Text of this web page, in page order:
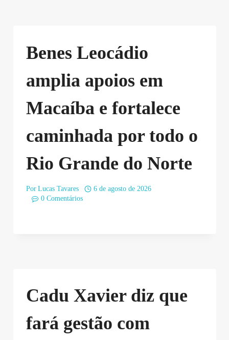
Benes Leocádio
amplia apoios em
Macaíba e fortalece
caminhada por todo o
Rio Grande do Norte
Por Lucas Tavares
6 de agosto de 2026
0 Comentários
Cadu Xavier diz que
fará gestão com